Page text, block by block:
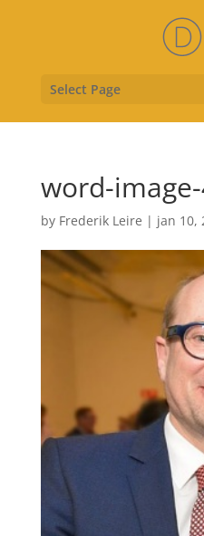
Select Page
word-
by Frederik Leire | jan 10,